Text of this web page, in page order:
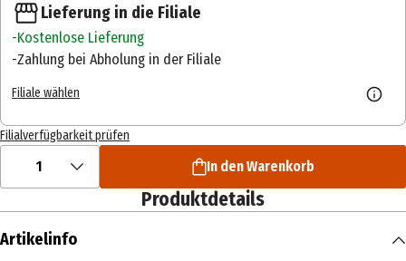
Lieferung in die Filiale
Kostenlose Lieferung
Zahlung bei Abholung in der Filiale
Filiale wählen
Filialverfügbarkeit prüfen
1 In den Warenkorb
Produktdetails
Artikelinfo